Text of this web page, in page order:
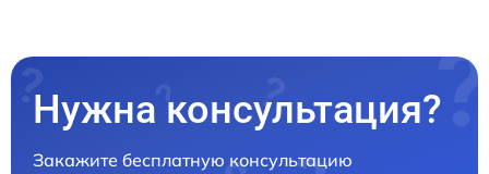
Нужна консультация?
Закажите бесплатную консультацию